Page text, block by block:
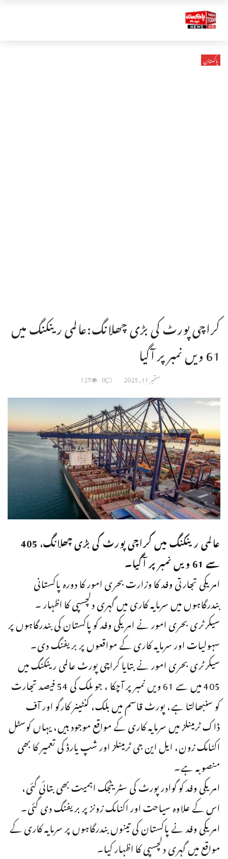
پاکستان
کراچی پورٹ کی بڑی چھلانگ:عالمی رینکنگ میں
61 ویں نمبر پر آگیا
ستمبر 11, 2025 0
127
عالمی رینکنگ میں کراچی پورٹ کی بڑی چھلانگ، 405
سے 61 ویں نمبر پر آگیا۔
امریکی تجارتی وفد کا وزارت بحری امور کا دورہ پاکستانی
بندرگاہوں میں سرمایہ کاری میں گہری دلچسپی کا اظہار ۔
سیکرٹری بحری امور نے امریکی وفد کو پاکستان کی بندرگاہوں پر
سہولیات اور سرمایہ کاری کے مواقعوں پر بریفنگ دی۔
سیکرٹری بحری امور نے بتایا کراچی پورٹ عالمی رینکنگ میں
405 میں سے 61 ویں نمبر پر آچکا ، جو ملک کی 54 فیصد تجارت
کو سنبھالتا ہے، پورٹ قاسم میں بلک، کنٹینر کارگو اور آف
ڈاک ٹرمینلز میں سرمایہ کاری کے مواقع موجود ہیں، یہاں کوسٹل
اکنامک زون، ایل این جی ٹرمینلز اور شپ یارڈ کی تعمیر کا بھی
منصوبہ ہے۔
امریکی وفد کو گوادر پورٹ کی سٹریٹجک اہمیت بھی بتائی گئی،
اس کے علاوہ سیاحت اور اکنامک زونز پر بریفنگ دی گئی۔
امریکی وفد نے پاکستان کی تینوں بندرگاہوں پر سرمایہ کاری کے
مواقع میں گہری دلچسپی کا اظہار کیا۔